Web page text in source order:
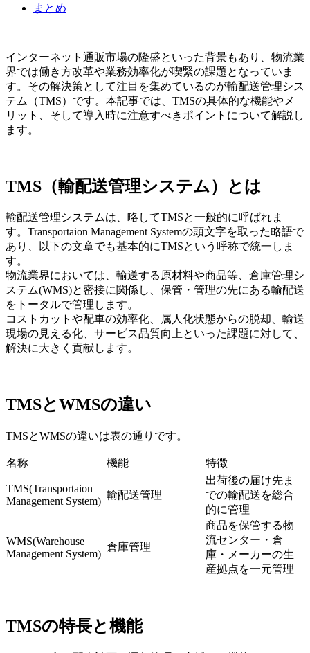
まとめ
インターネット通販市場の隆盛といった背景もあり、物流業
界では働き方改革や業務効率化が喫緊の課題となっていま
す。その解決策として注目を集めているのが輸配送管理シス
テム（TMS）です。本記事では、TMSの具体的な機能やメ
リット、そして導入時に注意すべきポイントについて解説し
ます。
TMS（輸配送管理システム）とは
輸配送管理システムは、略してTMSと一般的に呼ばれま
す。Transportaion Management Systemの頭文字を取った略語で
あり、以下の文章でも基本的にTMSという呼称で統一しま
す。
物流業界においては、輸送する原材料や商品等、倉庫管理シ
ステム(WMS)と密接に関係し、保管・管理の先にある輸配送
をトータルで管理します。
コストカットや配車の効率化、属人化状態からの脱却、輸送
現場の見える化、サービス品質向上といった課題に対して、
解決に大きく貢献します。
TMSとWMSの違い
TMSとWMSの違いは表の通りです。
名称 機能 特徴
TMS(Transportaion
Management System)
輸配送管理
出荷後の届け先ま
での輸配送を総合
的に管理
WMS(Warehouse
Management System)
倉庫管理
商品を保管する物
流センター・倉
庫・メーカーの生
産拠点を一元管理
TMSの特長と機能